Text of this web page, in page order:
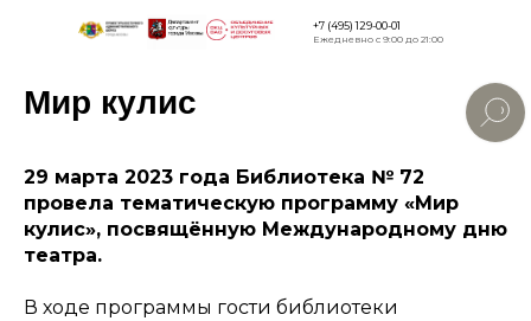
Версия для
+7 (495) 129-00-01
Ежедневно с 9:00 до 21:00
Мир кулис
29 марта 2023 года Библиотека № 72
провела тематическую программу «Мир
кулис», посвящённую Международному дню
театра.
В ходе программы гости библиотеки